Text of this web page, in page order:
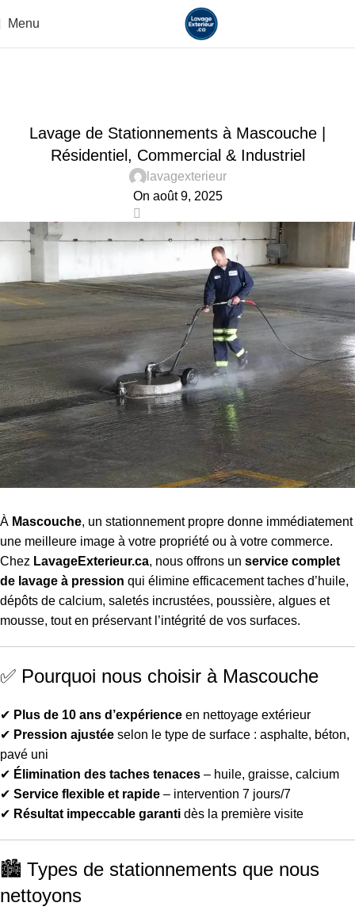
Menu
Lavage de Stationnements à Mascouche |
Résidentiel, Commercial & Industriel
lavagexterieur
On août 9, 2025
À Mascouche, un stationnement propre donne immédiatement
une meilleure image à votre propriété ou à votre commerce.
Chez LavageExterieur.ca, nous offrons un service complet
de lavage à pression qui élimine efficacement taches d’huile,
dépôts de calcium, saletés incrustées, poussière, algues et
mousse, tout en préservant l’intégrité de vos surfaces.
✅ Pourquoi nous choisir à Mascouche
✔ Plus de 10 ans d’expérience en nettoyage extérieur
✔ Pression ajustée selon le type de surface : asphalte, béton,
pavé uni
✔ Élimination des taches tenaces – huile, graisse, calcium
✔ Service flexible et rapide – intervention 7 jours/7
✔ Résultat impeccable garanti dès la première visite
🏙 Types de stationnements que nous
nettoyons